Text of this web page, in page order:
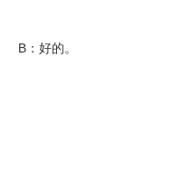
B：好的。